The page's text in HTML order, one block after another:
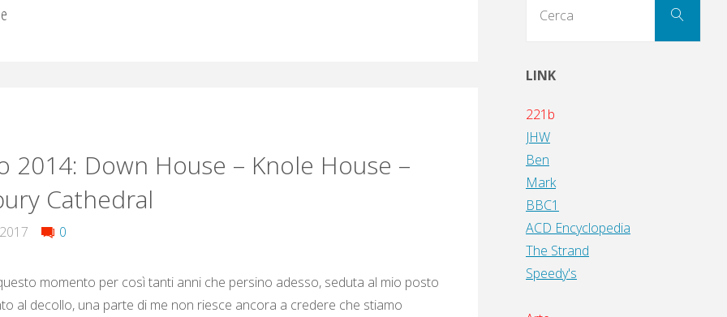
2014: Down House – Knole House –
Cathedral
0
momento per così tanti anni che persino adesso, seduta al mio posto
al decollo, una parte di me non riesce ancora a credere che stiamo
Cerca
LINK
221b
JHW
Ben
Mark
BBC1
ACD Encyclopedia
The Strand
Speedy's